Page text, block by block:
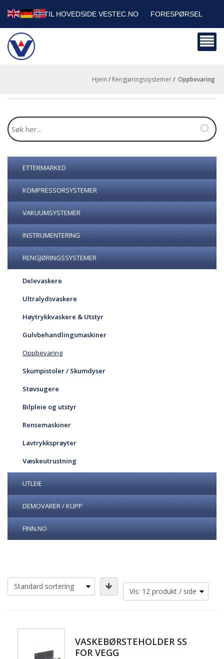
TILBAKE TIL HOVEDSIDE VESTEC.NO FORESPØRSEL
HANDLEVOGN
BEDRIFTSKUNDER
Hjem / Rengjøringssystemer/ oppbevaring
ETTERMARKED
KOMPRESSORSYSTEMER
VAKUUMSYSTEMER
INSTRUMENTERING
RENGJØRINGSSYSTEMER
Delevaskere
Ultralydsvaskere
Høytrykkvaskere & Utstyr
Gulvbehandlingsmaskiner
Oppbevaring
Skumpistoler / Skumdyser
Støvsugere
Bilpleie og utstyr
Rensemaskiner
Lavtrykksprøyter
Væskeutrustning
UTLEIE
DEMOVARER / KUPP
FINN.NO
VASKEBØRSTEHOLDER SS
FOR VEGG